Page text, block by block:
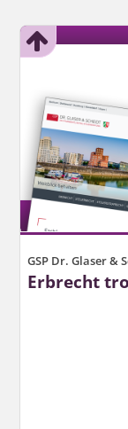
GSP Dr. Glaser &
Erbrecht